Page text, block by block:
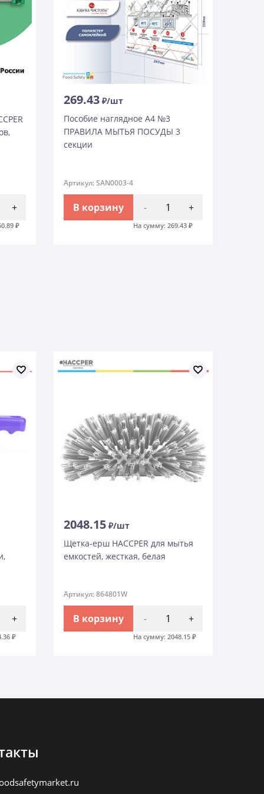
+
₽
269.43 ₽/шт
Пособие наглядное А4 №3
ПРАВИЛА МЫТЬЯ ПОСУДЫ 3
секции
Артикул: SAN0003-4
В корзину - +
На сумму: 269.43 ₽
+
₽
2048.15 ₽/шт
Щетка-ерш HACCPER для мытья
емкостей, жесткая, белая
Артикул: 864801W
В корзину - +
На сумму: 2048.15 ₽